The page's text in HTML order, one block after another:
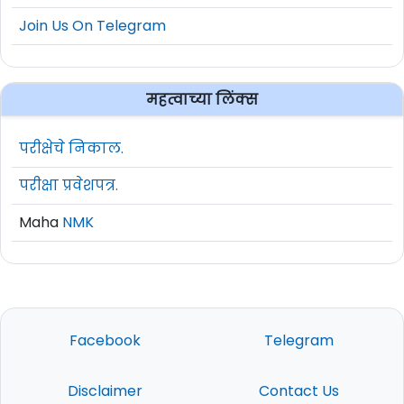
Join Us On Telegram
महत्वाच्या लिंक्स
परीक्षेचे निकाल.
परीक्षा प्रवेशपत्र.
Maha NMK
Facebook Telegram
Disclaimer Contact Us